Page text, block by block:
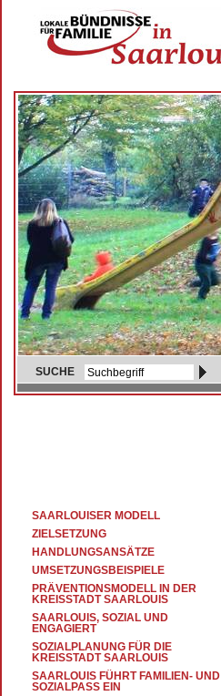
SUCHE
SAARLOUISER MODELL
ZIELSETZUNG
HANDLUNGSANSÄTZE
UMSETZUNGSBEISPIELE
PRÄVENTIONSMODELL IN DER
KREISSTADT SAARLOUIS
SAARLOUIS, SOZIAL UND
ENGAGIERT
SOZIALPLANUNG FÜR DIE
KREISSTADT SAARLOUIS
SAARLOUIS FÜHRT FAMILIEN- UND
SOZIALPASS EIN